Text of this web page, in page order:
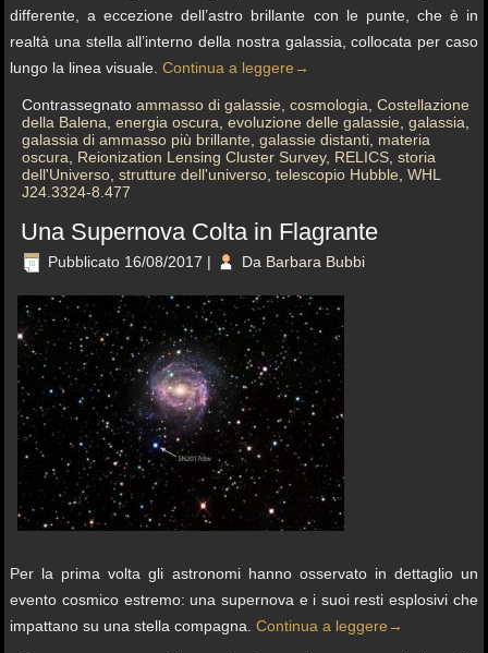
differente, a eccezione dell’astro brillante con le punte, che è in
realtà una stella all’interno della nostra galassia, collocata per caso
lungo la linea visuale.Continua a leggere →
Contrassegnato ammasso di galassie ,cosmologia ,Costellazione
della Balena ,energia oscura ,evoluzione delle galassie ,galassia
galassia di ammasso più brillante ,galassie distanti materia
oscura
Reionization Lensing Cluster Survey, RELICS ,storia
dell'Universo ,strutture dell'universo ,telescopio Hubble ,WHL
J24.3324-8.477
Una Supernova Colta in Flagrante
Pubblicato 16/08/2017 | Da Barbara Bubbi
Per la prima volta gli astronomi hanno osservato in dettaglio un
evento cosmico estremo: una supernova e i suoi resti esplosivi che
impattano su una stella compagna.Continua a leggere →